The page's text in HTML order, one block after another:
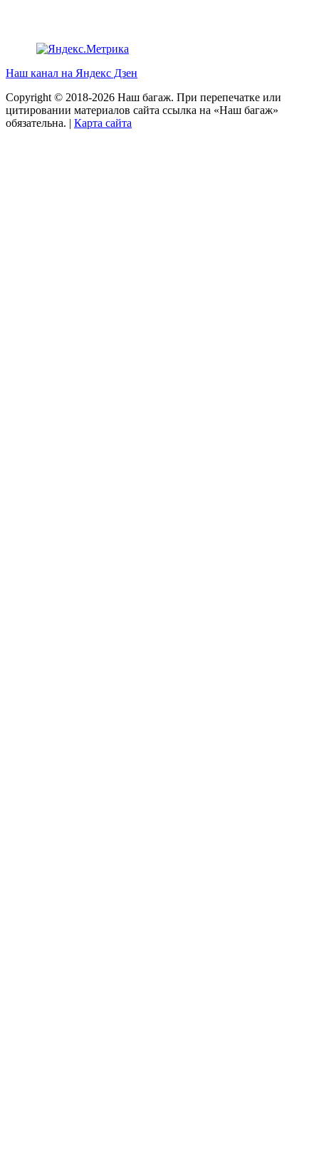
Наш канал на Яндекс Дзен
Copyright © 2018-2026 Наш багаж. При перепечатке или
цитировании материалов сайта ссылка на «Наш багаж»
обязательна. | Карта сайта